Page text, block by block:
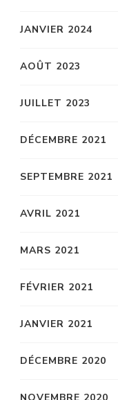
JANVIER 2024
AOÛT 2023
JUILLET 2023
DÉCEMBRE 2021
SEPTEMBRE 2021
AVRIL 2021
MARS 2021
FÉVRIER 2021
JANVIER 2021
DÉCEMBRE 2020